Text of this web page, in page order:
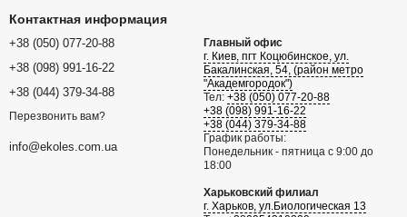
Контактная информация
+38 (050) 077-20-88
+38 (098) 991-16-22
+38 (044) 379-34-88
Перезвонить вам?
info@ekoles.com.ua
Главный офис
г. Киев, пгт Коцюбинское, ул.
Бакалинская, 54, (район метро
"Академгородок")
Тел: +38 (050) 077-20-88
+38 (098) 991-16-22
+38 (044) 379-34-88
График работы:
Понедельник - пятница с 9:00 до
18:00
Харьковский филиал
г. Харьков, ул.Биологическая 13